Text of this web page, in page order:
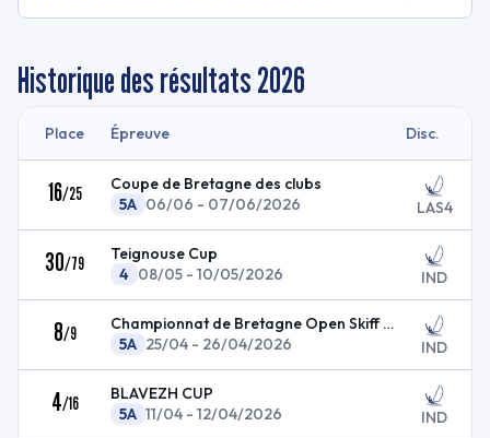
Historique des résultats2026
Place Épreuve Disc.
16/25
Coupe de Bretagne des clubs
5A 06/06 - 07/06/2026 LAS4
30/79
Teignouse Cup
4 08/05 - 10/05/2026 IND
8/9
Championnat de Bretagne Open Skiff & RS Feva
5A 25/04 - 26/04/2026 IND
4/16
BLAVEZH CUP
5A 11/04 - 12/04/2026 IND